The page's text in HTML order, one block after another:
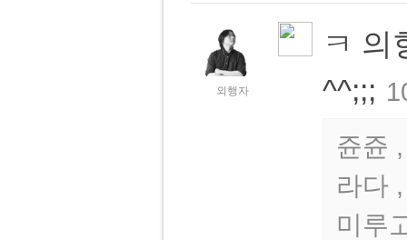
외행자
ㅋ 의
^^;;;
쥰쥰
라다
미루